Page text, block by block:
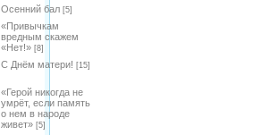
Осенний бал [5]
«Привычкам
вредным скажем
«Нет!» [8]
С Днём матери! [15]
«Герой никогда не
умрёт, если память
о нем в народе
живет» [5]